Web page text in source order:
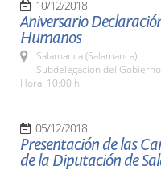
10/12/2018
Aniversario
Humanos
Salamanca (Salamanca)
Subdelegación del Gobierno
Hora: 10:00 h
05/12/2018
Presentación de las
de la Diputación de